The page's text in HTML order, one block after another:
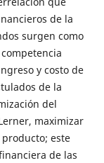
de la
surgen como
y costo de
de la
del
maximizar
este
de las